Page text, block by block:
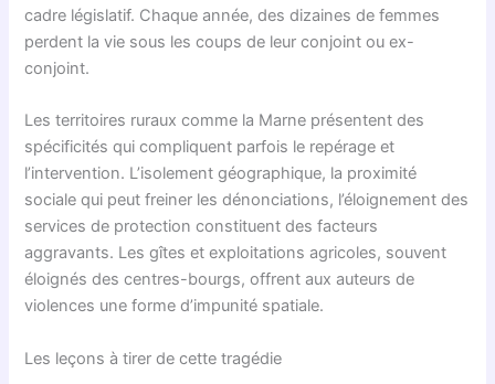
cadre législatif. Chaque année, des dizaines de femmes
perdent la vie sous les coups de leur conjoint ou ex-
conjoint.
Les territoires ruraux comme la Marne présentent des
spécificités qui compliquent parfois le repérage et
l’intervention. L’isolement géographique, la proximité
sociale qui peut freiner les dénonciations, l’éloignement des
services de protection constituent des facteurs
aggravants. Les gîtes et exploitations agricoles, souvent
éloignés des centres-bourgs, offrent aux auteurs de
violences une forme d’impunité spatiale.
Les leçons à tirer de cette tragédie